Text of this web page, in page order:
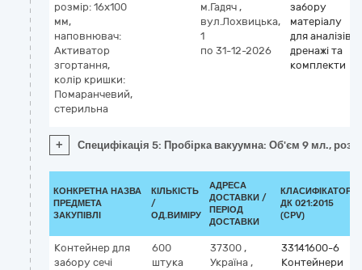
розмір: 16х100
мм,
наповнювач:
Активатор
згортання,
колір кришки:
Помаранчевий,
стерильна
м.Гадяч ,
вул.Лохвицька,
1
по 31-12-2026
забору
матеріалу
для аналізів,
дренажі та
комплекти
+ Специфікація 5: Пробірка вакуумна: Об'єм 9 мл.,
КОНКРЕТНА НАЗВА
ПРЕДМЕТА
ЗАКУПІВЛІ
КІЛЬКІСТЬ
/
ОД.ВИМІРУ
АДРЕСА
ДОСТАВКИ /
ПЕРІОД
ДОСТАВКИ
КЛАСИФІКАТОР
ДК 021:2015
(CPV)
Контейнер для
забору сечі
600
штука
37300 ,
Україна ,
33141600-6
Контейнери